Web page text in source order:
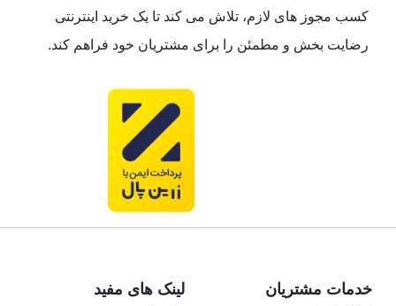
کسب مجوز های لازم، تلاش می کند تا یک خرید اینترنتی
رضایت بخش و مطمئن را برای مشتریان خود فراهم کند.
خدمات مشتریان لینک های مفید